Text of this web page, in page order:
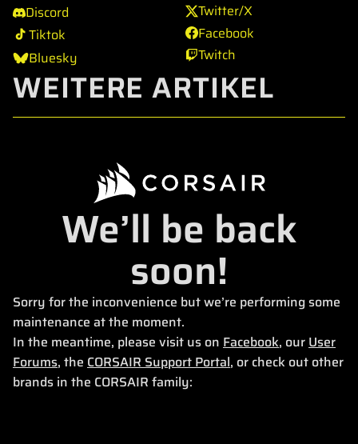
Discord
Tiktok
Bluesky
Twitter/X
Facebook
Twitch
WEITERE ARTIKEL
We’ll be back
soon!
Sorry for the inconvenience but we’re performing some
maintenance at the moment.
In the meantime, please visit us on Facebook, our User
Forums, the CORSAIR Support Portal, or check out other
brands in the CORSAIR family: